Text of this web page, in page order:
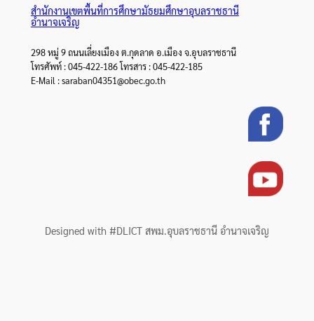
สำนักงานเขตพื้นที่การศึกษามัธยมศึกษาอุบลราชธานี
อำนาจเจริญ
298 หมู่ 9 ถนนเลี่ยงเมือง ต.กุดลาด อ.เมือง จ.อุบลราชธานี
โทรศัพท์ : 045-422-186 โทรสาร : 045-422-185
E-Mail : saraban04351@obec.go.th
Designed with #DLICT สพม.อุบลราชธานี อำนาจเจริญ